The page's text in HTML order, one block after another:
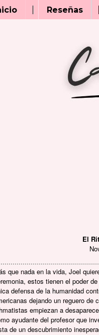
Reseñas
El
que nada en la vida, Joel
estos tienen el poder
defensa de la humanidad
dejando un reguero de
empiezan a
ayudante del profesor que
de un descubrimiento